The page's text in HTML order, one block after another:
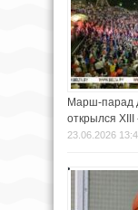
Марш-парад
открылся
23.06.2026